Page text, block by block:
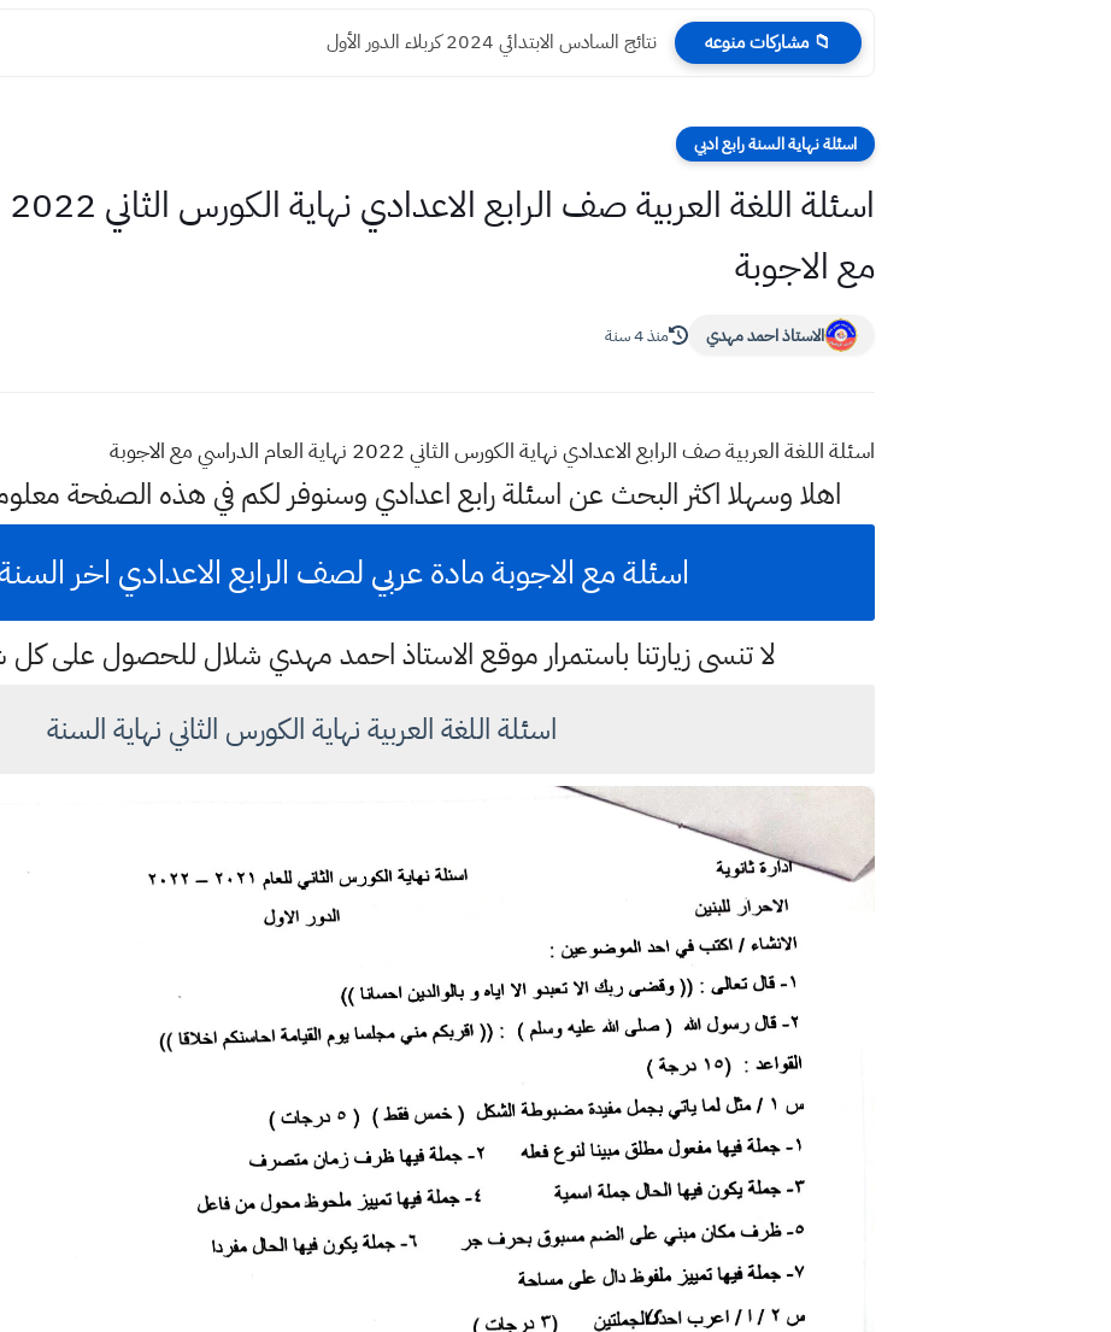
📁 مشاركات منوعه نتائج السادس الابتدائي 2024 كربلاء الدور الأول
اسئلة نهاية السنة رابع ادبي
مع الاجوبة
الاستاذ احمد مهدي منذ 4 سنة
اسئلة اللغة العربية صف الرابع الاعدادي نهاية الكورس الثاني 2022 نهاية العام الدراسي مع الاجوبة
اهلا وسهلا اكثر البحث عن اسئلة رابع اعدادي وسنوفر لكم في هذه الصفحة
اسئلة مع الاجوبة مادة عربي لصف الرابع الاعدادي اخر السنة
لا تنسى زيارتنا باستمرار موقع الاستاذ احمد مهدي شلال للحصول على
اسئلة اللغة العربية نهاية الكورس الثاني نهاية السنة